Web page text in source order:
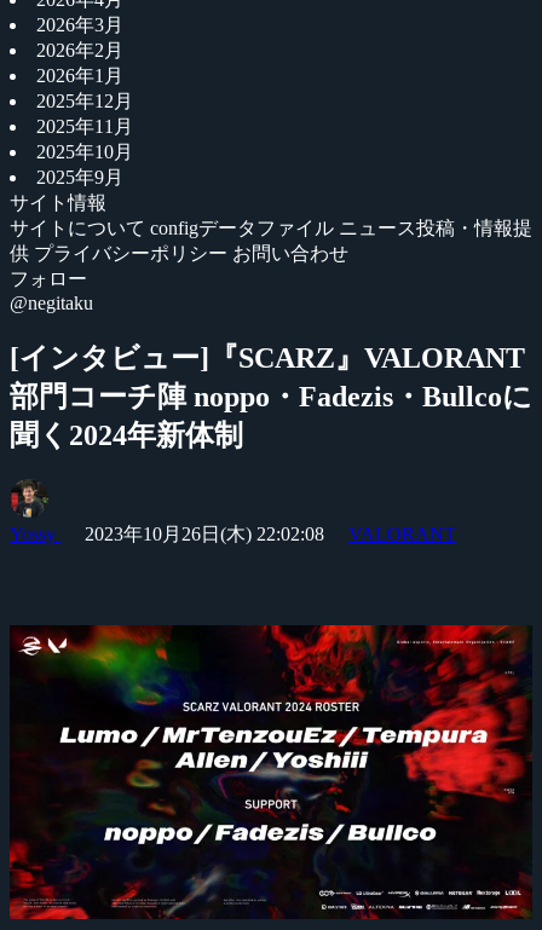
2026年3月
2026年2月
2026年1月
2025年12月
2025年11月
2025年10月
2025年9月
サイト情報
サイトについて configデータファイル ニュース投稿・情報提
供 プライバシーポリシー お問い合わせ
フォロー
@negitaku
[インタビュー]『SCARZ』VALORANT
部門コーチ陣 noppo・Fadezis・Bullcoに
聞く2024年新体制
Yossy 2023年10月26日(木) 22:02:08 VALORANT